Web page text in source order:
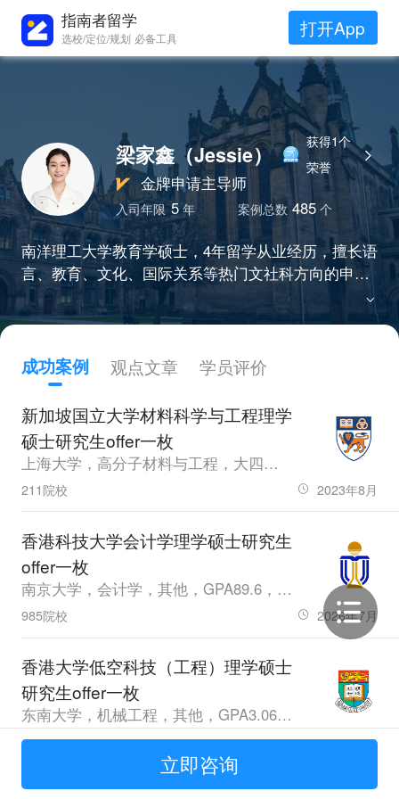
指南者留学
选校/定位/规划 必备工具 打开App
梁家鑫（Jessie）
获得1个
荣誉
金牌申请主导师
入司年限 5年 案例总数 485 个
南洋理工大学教育学硕士，4年留学从业经历，擅长语
言、教育、文化、国际关系等热门文社科方向的申
请，精准挖掘学生经历与所申专业相关的经历和优
势，“严谨负责有态度、细致贴心有温度”的服务理念
成功案例 观点文章
学员评价
新加坡国立大学材料科学与工程理学
硕士研究生offer一枚
上海大学，高分子材料与工程，大四，GPA86.90，雅思6.5
211院校 2023年8月
香港科技大学会计学理学硕士研究生
offer一枚
南京大学，会计学，其他，GPA89.6，雅思7.0
985院校 2026年7月
香港大学低空科技（工程）理学硕士
研究生offer一枚
东南大学，机械工程，其他，GPA3.06，雅思6.5
985院校 2026年4月
南洋理工大学电力工程理学硕士研究
立即咨询